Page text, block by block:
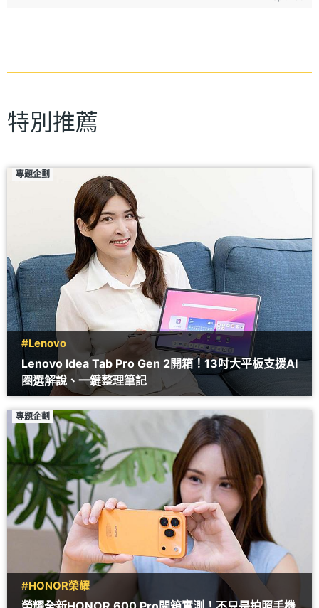
特別推薦
專題企劃
#Lenovo
Lenovo Idea Tab Pro Gen 2開箱！13吋大平板支援AI
圈選解說、一鍵整理筆記
專題企劃
#HONOR榮耀